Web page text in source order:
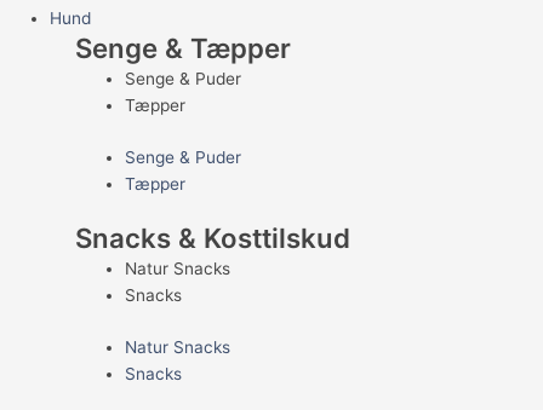
Hund
Senge & Tæpper
Senge & Puder
Tæpper
Senge & Puder
Tæpper
Snacks & Kosttilskud
Natur Snacks
Snacks
Natur Snacks
Snacks